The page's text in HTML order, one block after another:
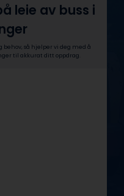
leie av buss i
behov, så hjelper vi deg med å
til akkurat ditt oppdrag.